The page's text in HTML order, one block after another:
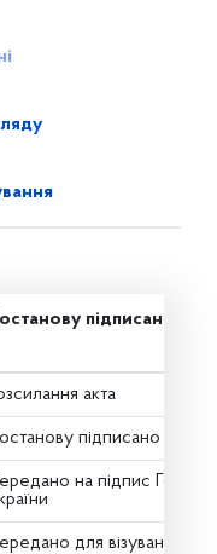
підписано
акта
підписано
на підпис Голові
для візування в